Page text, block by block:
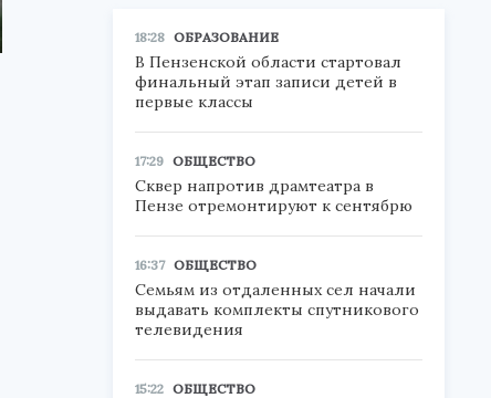
18:28 ОБРАЗОВАНИЕ
В Пензенской области стартовал
финальный этап записи детей в
первые классы
17:29 ОБЩЕСТВО
Сквер напротив драмтеатра в
Пензе отремонтируют к сентябрю
16:37 ОБЩЕСТВО
Семьям из отдаленных сел начали
выдавать комплекты спутникового
телевидения
15:22 ОБЩЕСТВО